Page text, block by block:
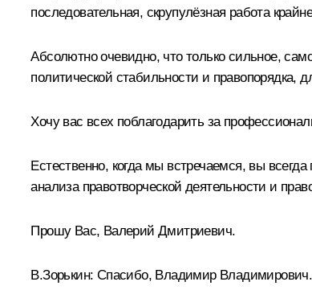
последовательная, скрупулёзная работа
Абсолютно очевидно, что только сильное,
политической стабильности и правопорядка,
Хочу вас всех поблагодарить за
Естественно, когда мы встречаемся, вы
анализа правотворческой деятельности и
Прошу Вас, Валерий Дмитриевич.
В.Зорькин: Спасибо, Владимир Владимирович.